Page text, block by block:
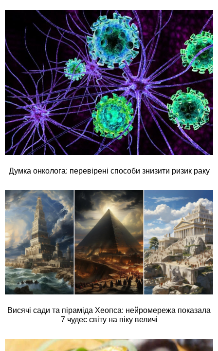
Думка онколога: перевірені способи знизити ризик раку
Висячі сади та піраміда Хеопса: нейромережа показала
7 чудес світу на піку величі